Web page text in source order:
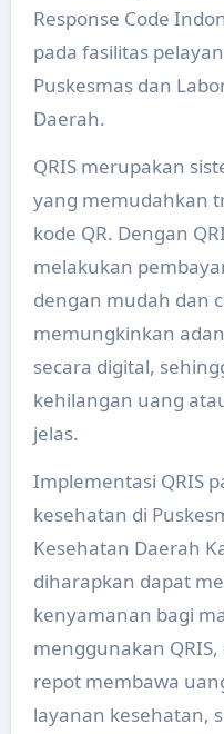
Response Code
pada fasilitas
Puskesmas dan
Daerah.
QRIS merupakan
yang memudahkan
kode QR. Dengan
melakukan
dengan mudah dan
memungkinkan
secara digital,
kehilangan uang
jelas.
Implementasi QRIS
kesehatan di
Kesehatan Daerah
diharapkan dapat
kenyamanan bagi
menggunakan
repot membawa
layanan kesehatan,